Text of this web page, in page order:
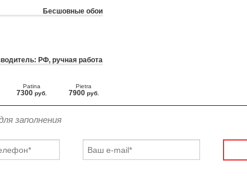
Бесшовные обои
РФ, ручная работа
Patina
7300 руб.
Pietra
7900 руб.
заполнения